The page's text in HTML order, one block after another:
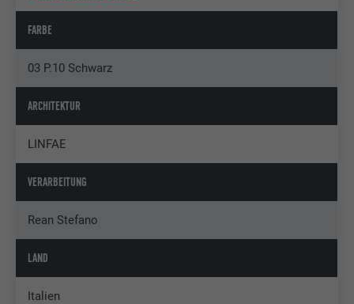
FARBE
03 P.10 Schwarz
ARCHITEKTUR
LINFAE
VERARBEITUNG
Rean Stefano
LAND
Italien